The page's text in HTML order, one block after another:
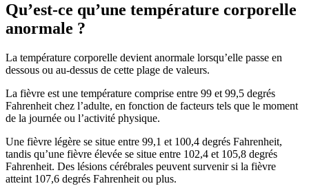
Qu’est-ce qu’une température corporelle
anormale ?
La température corporelle devient anormale lorsqu’elle passe en
dessous ou au-dessus de cette plage de valeurs.
La fièvre est une température comprise entre 99 et 99,5 degrés
Fahrenheit chez l’adulte, en fonction de facteurs tels que le moment
de la journée ou l’activité physique.
Une fièvre légère se situe entre 99,1 et 100,4 degrés Fahrenheit,
tandis qu’une fièvre élevée se situe entre 102,4 et 105,8 degrés
Fahrenheit. Des lésions cérébrales peuvent survenir si la fièvre
atteint 107,6 degrés Fahrenheit ou plus.